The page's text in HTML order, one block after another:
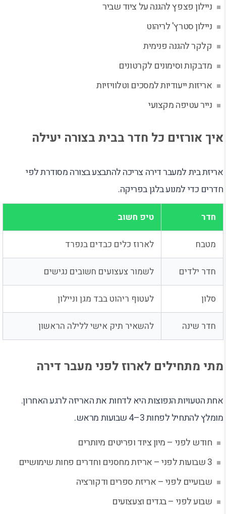
ניילון פצפץ להגנה על ציוד שביר
ניילון סטרץ' לריהוט
קלקר להגנה פנימית
מדבקות וסימונים לקרטונים
אריזות ייעודיות למסכים וטלוויזיות
נייר עטיפה מקצועי
איך אורזים כל חדר בבית בצורה יעילה
אריזת בית למעבר דירה צריכה להתבצע בצורה מסודרת לפי
חדרים כדי למנוע בלגן בפריקה.
חדר טיפ חשוב
מטבח לארוז כלים כבדים בנפרד
חדר ילדים לשמור צעצועים חשובים נגישים
סלון לעטוף ריהוט בבד מגן וניילון
חדר שינה להשאיר תיק אישי ללילה הראשון
מתי מתחילים לארוז לפני מעבר דירה
אחת הטעויות הנפוצות היא לדחות את האריזה לרגע האחרון.
מומלץ להתחיל לפחות 3–4 שבועות מראש.
חודש לפני – מיון ציוד ופריטים מיותרים
3 שבועות לפני – אריזת מחסנים וחדרים פחות שימושיים
שבועיים לפני – אריזת ספרים ודקורציה
שבוע לפני – בגדים וצעצועים